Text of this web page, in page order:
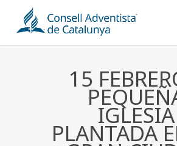
main
15
IGLESIA
PLANTADA